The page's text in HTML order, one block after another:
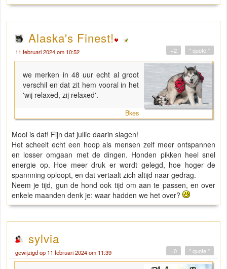
Alaska's Finest!
11 februari 2024 om 10:52 " quote "
+2
we merken in 48 uur echt al groot
verschil en dat zit hem vooral in het
'wij relaxed, zij relaxed'.
Bkes
Mooi is dat! Fijn dat jullie daarin slagen!
Het scheelt echt een hoop als mensen zelf meer ontspannen
en losser omgaan met de dingen. Honden pikken heel snel
energie op. Hoe meer druk er wordt gelegd, hoe hoger de
spannning oploopt, en dat vertaalt zich altijd naar gedrag.
Neem je tijd, gun de hond ook tijd om aan te passen, en over
enkele maanden denk je: waar hadden we het over?
sylvia
gewijzigd op 11 februari 2024 om 11:39 " quote "
+0